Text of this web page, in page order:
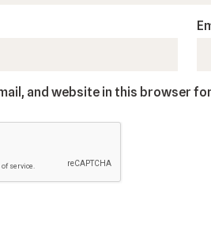
and website in this browser